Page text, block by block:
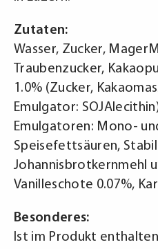
Zutaten:
Wasser, Zucker,
Traubenzucker,
1.0% (Zucker,
Emulgator:
Emulgatoren: Mono-
Speisefettsäuren,
Johannisbrotkernmehl
Vanilleschote 0.07%,
Besonderes:
Ist im Produkt